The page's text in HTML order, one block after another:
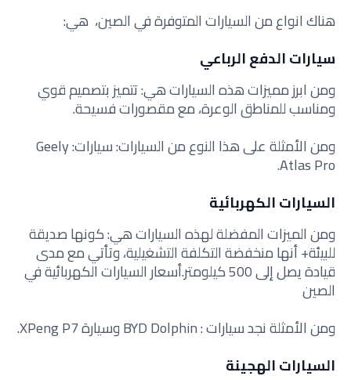
هناك انواع من السيارات المتوفرة في الصين، هي:
سيارات الدفع الرباعي
ومن ابرز مميزات هذه السيارات هي: تتميز بتصميم قوي
ومناسب للمناطق الوعرة، مع مقصورات فسيحة.
ومن الأمثلة على هذا النوع من السيارات: سيارات: Geely
Atlas Pro.
السيارات الكهربائية
ومن الميزات المفضلة لهذه السيارات هي: كونها صديقة
للبيئة+ أنها منخفضة التكلفة التشغيلية، وتأتي مع مدى
قيادة يصل إلى 500 كيلومتر.أسعار السيارات الكهربائية في
الصين
ومن الأمثلة نجد سيارات : BYD Dolphin وسيارة XPeng P7.
السيارات الهجينة